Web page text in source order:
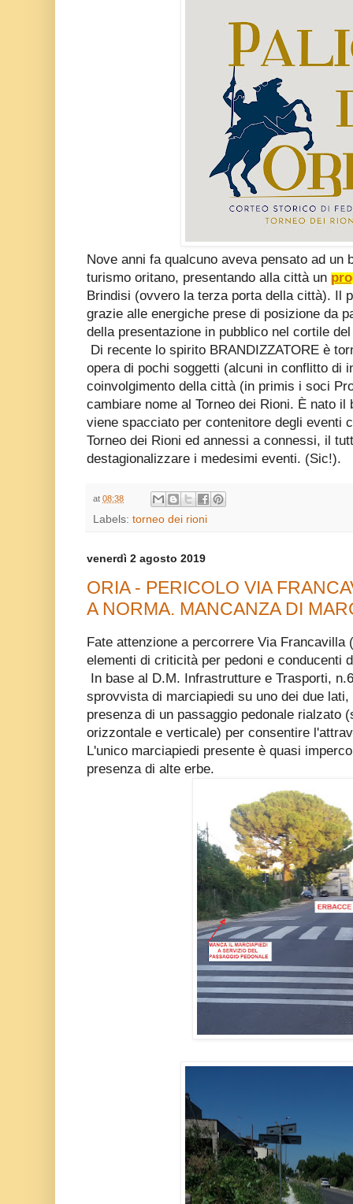
Nove anni fa qualcuno aveva pensato ad un
turismo oritano, presentando alla città un
Brindisi (ovvero la terza porta della città). Il
grazie alle energiche prese di posizione da
della presentazione in pubblico nel cortile
Di recente lo spirito BRANDIZZATORE è
opera di pochi soggetti (alcuni in conflitto di
coinvolgimento della città (in primis i soci
cambiare nome al Torneo dei Rioni. È nato il
viene spacciato per contenitore degli eventi
Torneo dei Rioni ed annessi a connessi, il
destagionalizzare i medesimi eventi. (Sic!).
at 08:38
Labels: torneo dei rioni
venerdì 2 agosto 2019
ORIA - PERICOLO VIA
A NORMA. MANCANZA DI
Fate attenzione a percorrere Via Francavilla
elementi di criticità per pedoni e conducenti
In base al D.M. Infrastrutture e Trasporti,
sprovvista di marciapiedi su uno dei due
presenza di un passaggio pedonale rialzato
orizzontale e verticale) per consentire
L'unico marciapiedi presente è quasi
presenza di alte erbe.